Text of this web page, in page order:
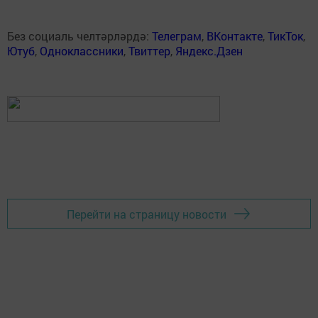
Без социаль челтәрләрдә: Телеграм, ВКонтакте,ТикТок,
Ютуб, Одноклассники,Твиттер, Яндекс.Дзен
Перейти на страницу новости